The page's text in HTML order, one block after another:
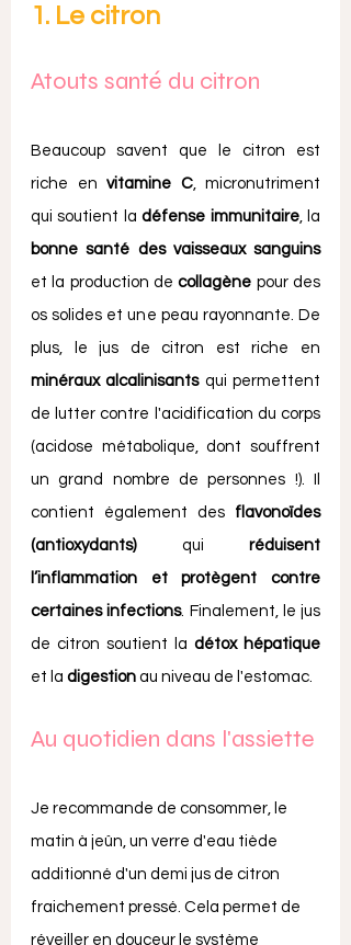
1. Le citron
Atouts santé du citron
Beaucoup savent que le citron est
riche en vitamine C, micronutriment
qui soutient la défense immunitaire
bonne santé des vaisseaux sanguins
et la production de collagène pour des
os solides et une peau rayonnante. De
minéraux alcalinisants qui permettent
de lutter contre l'acidification du corps
(acidose métabolique, dont souffrent
un grand nombre de personnes !). Il
contient également des flavonoïdes
(antioxydants) qui réduisent
l’inflammation et protègent contre
certaines infections. Finalement, le jus
de citron soutient la détox hépatique
et la digestion au niveau de l'estomac.
Au quotidien dans l'assiette
Je recommande de consommer, le
matin à jeûn, un verre d'eau tiède
additionné d'un demi jus de citron
fraichement pressé. Cela permet de
réveiller en douceur le système